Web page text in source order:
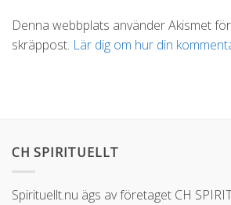
Denna webbplats använder Akismet
skräppost. Lär dig om hur din
CH SPIRITUELLT
Spirituellt.nu ägs av företaget CH